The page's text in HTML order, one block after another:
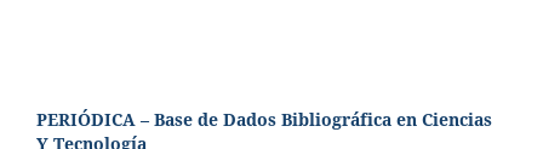
PERIÓDICA – Base de Dados Bibliográfica en Ciencias
Y Tecnología